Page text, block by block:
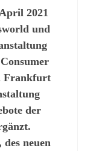
2021
und
Frankfurt
der
neuen